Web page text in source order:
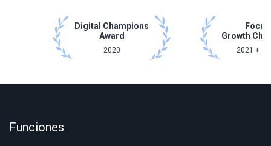
Digital Champions
Award
2020
Focus
Growth
2021 +
Funciones